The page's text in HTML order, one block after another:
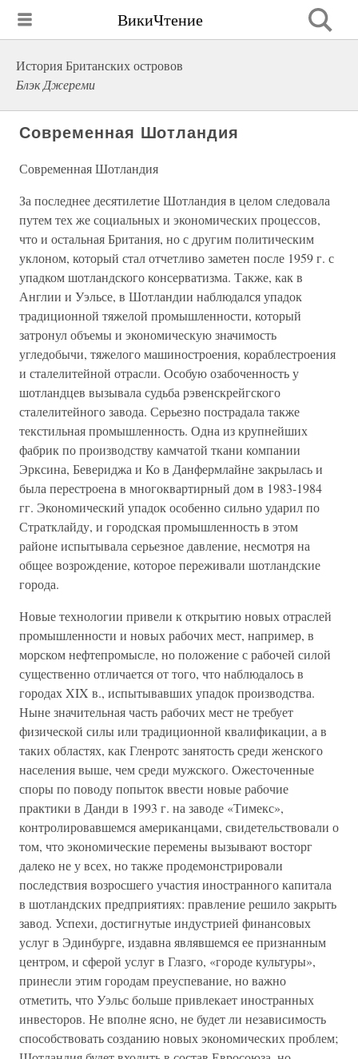
ВикиЧтение
История Британских островов
Блэк Джереми
Современная Шотландия
Современная Шотландия
За последнее десятилетие Шотландия в целом следовала
путем тех же социальных и экономических процессов,
что и остальная Британия, но с другим политическим
уклоном, который стал отчетливо заметен после 1959 г. с
упадком шотландского консерватизма. Также, как в
Англии и Уэльсе, в Шотландии наблюдался упадок
традиционной тяжелой промышленности, который
затронул объемы и экономическую значимость
угледобычи, тяжелого машиностроения, кораблестроения
и сталелитейной отрасли. Особую озабоченность у
шотландцев вызывала судьба рэвенскрейгского
сталелитейного завода. Серьезно пострадала также
текстильная промышленность. Одна из крупнейших
фабрик по производству камчатой ткани компании
Эрксина, Бевериджа и Ко в Данфермлайне закрылась и
была перестроена в многоквартирный дом в 1983-1984
гг. Экономический упадок особенно сильно ударил по
Стратклайду, и городская промышленность в этом
районе испытывала серьезное давление, несмотря на
общее возрождение, которое переживали шотландские
города.
Новые технологии привели к открытию новых отраслей
промышленности и новых рабочих мест, например, в
морском нефтепромысле, но положение с рабочей силой
существенно отличается от того, что наблюдалось в
городах XIX в., испытывавших упадок производства.
Ныне значительная часть рабочих мест не требует
физической силы или традиционной квалификации, а в
таких областях, как Гленротс занятость среди женского
населения выше, чем среди мужского. Ожесточенные
споры по поводу попыток ввести новые рабочие
практики в Данди в 1993 г. на заводе «Тимекс»,
контролировавшемся американцами, свидетельствовали о
том, что экономические перемены вызывают восторг
далеко не у всех, но также продемонстрировали
последствия возросшего участия иностранного капитала
в шотландских предприятиях: правление решило закрыть
завод. Успехи, достигнутые индустрией финансовых
услуг в Эдинбурге, издавна являвшемся ее признанным
центром, и сферой услуг в Глазго, «городе культуры»,
принесли этим городам преуспевание, но важно
отметить, что Уэльс больше привлекает иностранных
инвесторов. Не вполне ясно, не будет ли независимость
способствовать созданию новых экономических проблем;